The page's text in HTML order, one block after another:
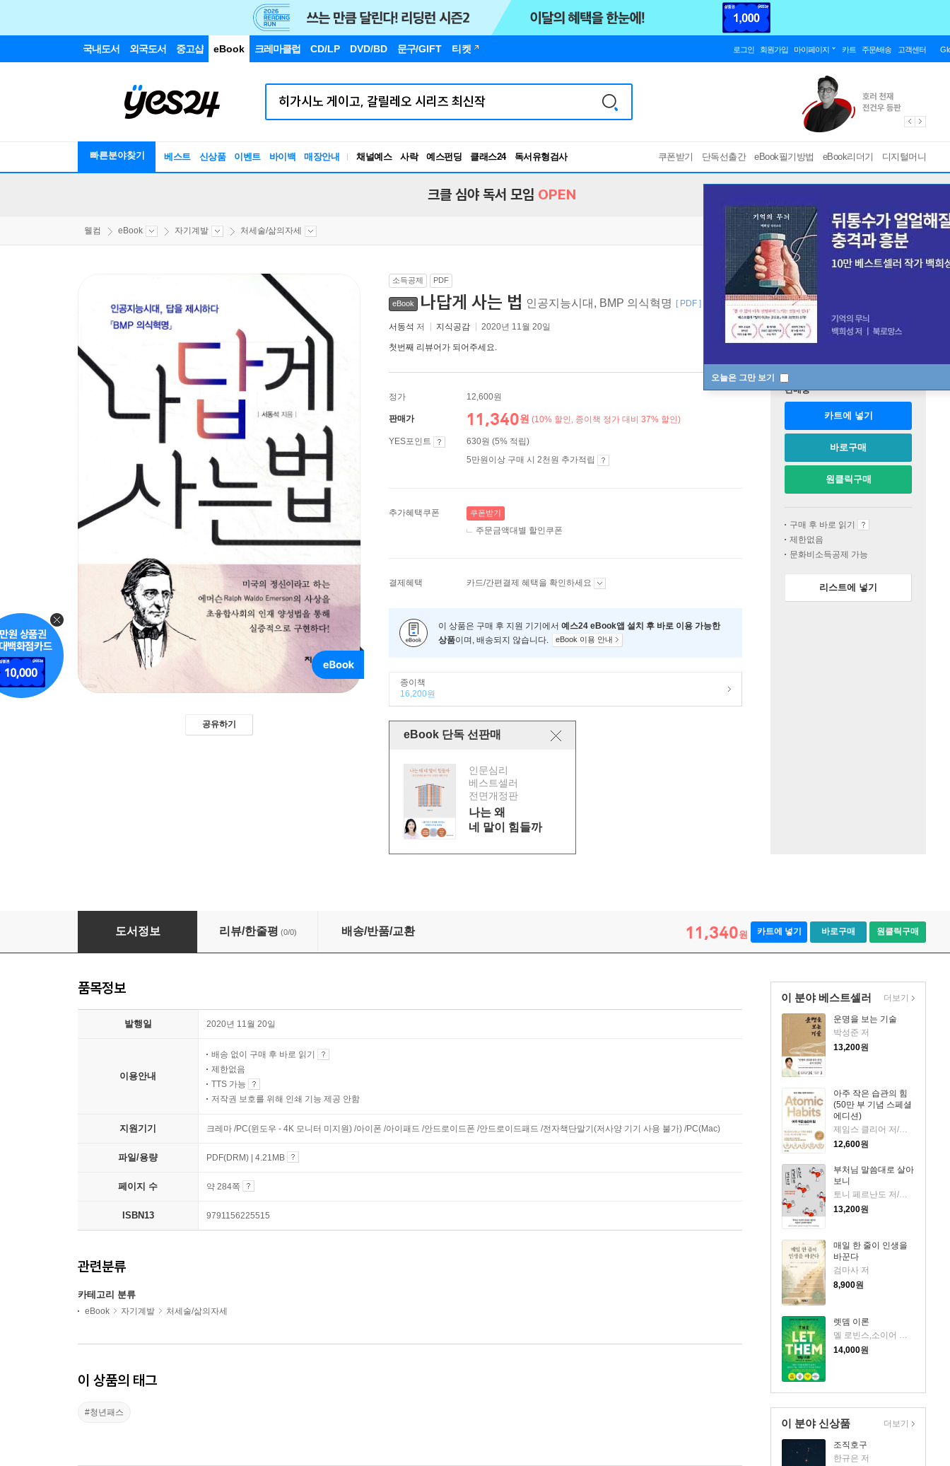
국내도서 외국도서 중고샵 eBook 크레마클럽 CD/LP DVD/BD 문구/GIFT 티켓 로그인 회원가입 마이페이지 카트 주문/배송 고객센터
빠른분야찾기 베스트 신상품 이벤트 바이백 매장안내 채널예스 사락 예스펀딩 클래스24
독서유형검사
RBTI Lab
쿠폰받기 단독선출간 eBook필기방법 eBook리더기 디지털머니
오늘은 그만 보기
크클 심야 독서 모임 OPEN
웰컴 eBook 자기계발 처세술/삶의자세
공유하기
소득공제 PDF
eBook 나답게 사는 법 인공지능시대, BMP 의식혁명 [ PDF ]
서동석 저 지식공감 2020년 11월 20일
첫번째 리뷰어가 되어주세요.
정가 12,600원
판매가 11,340원 (10% 할인, 종이책 정가 대비 37% 할인)
YES포인트
630원 (5% 적립)
5만원이상 구매 시 2천원 추가적립
추가혜택쿠폰 쿠폰받기
주문금액대별 할인쿠폰
결제혜택 카드/간편결제 혜택을 확인하세요
이 상품은 구매 후 지원 기기에서 예스24 eBook앱 설치 후 바로 이용 가능한
상품이며, 배송되지 않습니다. eBook 이용 안내
종이책
16,200원
eBook 단독 선판매
인문심리
베스트셀러
전면개정판
나는 왜
네 말이 힘들까
판매중
카트에 넣기
바로구매
원클릭구매
구매 후 바로 읽기
제한없음
문화비소득공제 가능
리스트에 넣기
나답게 사는 법
도서정보 리뷰/한줄평 (0/0) 배송/반품/교환 11,340원 카트에 넣기 바로구매 원클릭구매
이 분야 베스트셀러
운명을 보는 기술
박성준 저
13,200원
아주 작은 습관의 힘
(50만 부 기념 스페셜
에디션)
제임스 클리어 저/이한이 역
12,600원
부처님 말씀대로 살아
보니
토니 페르난도 저/강정선 역
13,200원
매일 한 줄이 인생을
바꾼다
검마사 저
8,900원
렛뎀 이론
멜 로빈스,소이어 로빈스 저/윤효원 역
14,000원
더보기
이 분야 신상품
조직호구
한규은 저
더보기
품목정보
발행일 2020년 11월 20일
이용안내
배송 없이 구매 후 바로 읽기
제한없음
TTS 가능
저작권 보호를 위해 인쇄 기능 제공 안함
지원기기 크레마 /PC(윈도우 - 4K 모니터 미지원) /아이폰 /아이패드 /안드로이드폰 /안드로이드패드 /전자책단말기(저사양 기기 사용 불가) /PC(Mac)
파일/용량 PDF(DRM) | 4.21MB
페이지 수 약 284쪽
ISBN13 9791156225515
관련분류
카테고리 분류
eBook 자기계발 처세술/삶의자세
이 상품의 태그
#청년패스